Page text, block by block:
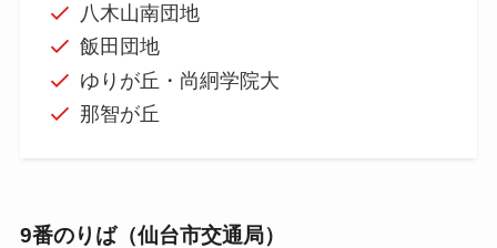
八木山南団地
飯田団地
ゆりが丘・尚絅学院大
那智が丘
9番のりば（仙台市交通局）